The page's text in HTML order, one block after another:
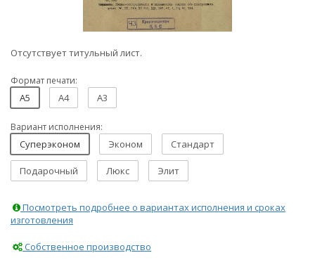
Отсутствует титульный лист.
Формат печати:
A5 A4 A3
Вариант исполнения:
Суперэконом Эконом Стандарт
Подарочный Люкс Элит
Посмотреть подробнее о вариантах исполнения и сроках
изготовления
Собственное производство